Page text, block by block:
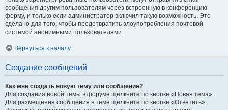
сообщения другим пользователям через встроенную в конференцию
форму, и только если администратор включил такую возможность. Это
сделано для того, чтобы предотвратить злоупотребления почтовой
системой анонимными пользователями.
Вернуться к началу
Создание сообщений
Как мне создать новую тему или сообщение?
Для создания новой темы в форуме щёлкните по кнопке «Новая тема».
Для размещения сообщения в теме щёлкните по кнопке «Ответить».